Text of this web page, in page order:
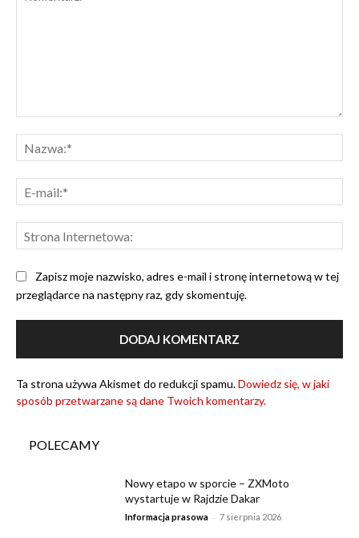
Zapisz moje nazwisko, adres e-mail i stronę internetową w tej
przeglądarce na następny raz, gdy skomentuję.
Ta strona używa Akismet do redukcji spamu.Dowiedz się, w jaki
sposób przetwarzane są dane Twoich komentarzy.
POLECAMY
Nowy etapo w sporcie – ZXMoto
wystartuje w Rajdzie Dakar
Informacja prasowa - 7 sierpnia 2026